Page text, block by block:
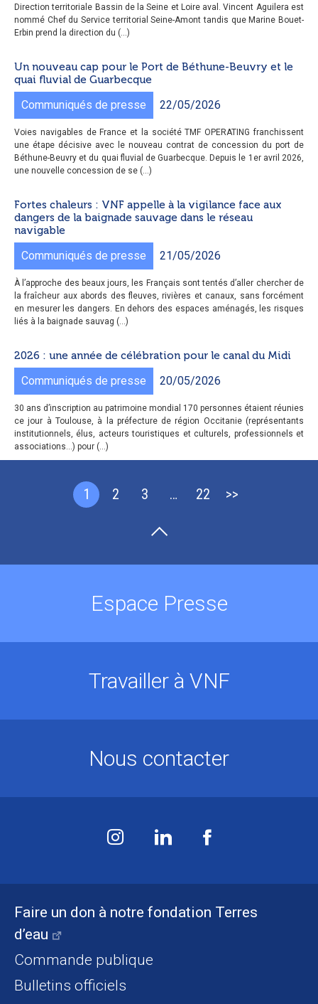
Direction territoriale Bassin de la Seine et Loire aval. Vincent Aguilera est
nommé Chef du Service territorial Seine-Amont tandis que Marine Bouet-
Erbin prend la direction du (...)
Un nouveau cap pour le Port de Béthune-Beuvry et le
quai fluvial de Guarbecque
Communiqués de presse 22/05/2026
Voies navigables de France et la société TMF OPERATING franchissent
une étape décisive avec le nouveau contrat de concession du port de
Béthune-Beuvry et du quai fluvial de Guarbecque. Depuis le 1er avril 2026,
une nouvelle concession de se (...)
Fortes chaleurs : VNF appelle à la vigilance face aux
dangers de la baignade sauvage dans le réseau
navigable
Communiqués de presse 21/05/2026
À l’approche des beaux jours, les Français sont tentés d’aller chercher de
la fraîcheur aux abords des fleuves, rivières et canaux, sans forcément
en mesurer les dangers. En dehors des espaces aménagés, les risques
liés à la baignade sauvag (...)
2026 : une année de célébration pour le canal du Midi
Communiqués de presse 20/05/2026
30 ans d’inscription au patrimoine mondial 170 personnes étaient réunies
ce jour à Toulouse, à la préfecture de région Occitanie (représentants
institutionnels, élus, acteurs touristiques et culturels, professionnels et
associations…) pour (...)
1 2 3 … 22 >>
Faire un don à notre fondation Terres
d’eau
Commande publique
Bulletins officiels
Espace Presse
Travailler à VNF
Nous contacter